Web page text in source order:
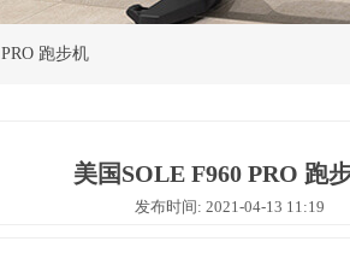
跑步机
美国SOLE F960 PRO 跑
发布时间: 2021-04-13 11:19